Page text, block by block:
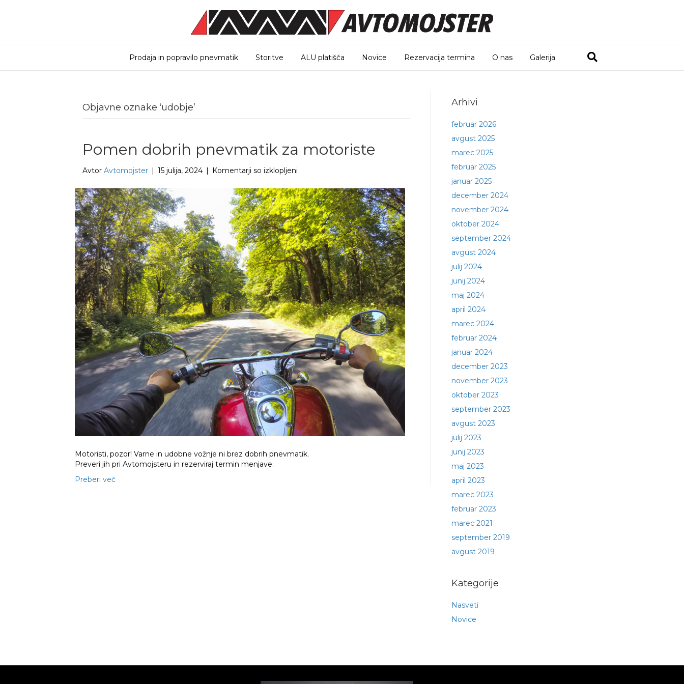
Prodaja in popravilo pnevmatik Storitve ALU platišča Novice Rezervacija termina O nas Galerija
Objavne oznake ‘udobje’
Pomen dobrih pnevmatik za motoriste
Avtor Avtomojster | 15 julija, 2024 | Komentarji so izklopljeni
dobrih
pnevmatik
za
motoriste
Motoristi, pozor! Varne in udobne vožnje ni brez dobrih pnevmatik.
Preveri jih pri Avtomojsteru in rezerviraj termin menjave.
Preberi več
Arhivi
februar 2026
avgust 2025
marec 2025
februar 2025
januar 2025
december 2024
november 2024
oktober 2024
september 2024
avgust 2024
julij 2024
junij 2024
maj 2024
april 2024
marec 2024
februar 2024
januar 2024
december 2023
november 2023
oktober 2023
september 2023
avgust 2023
julij 2023
junij 2023
maj 2023
april 2023
marec 2023
februar 2023
marec 2021
september 2019
avgust 2019
Kategorije
Nasveti
Novice